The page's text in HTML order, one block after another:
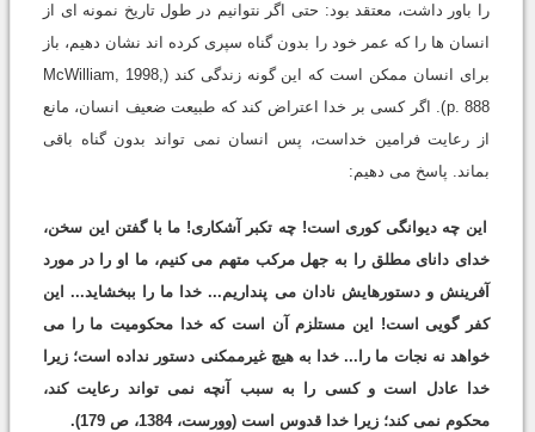
را باور داشت، معتقد بود: حتی اگر نتوانیم در طول تاریخ نمونه ای از
انسان ها را که عمر خود را بدون گناه سپری کرده اند نشان دهیم، باز
برای انسان ممکن است که این گونه زندگی کند (McWilliam, 1998,
p. 888). اگر کسی بر خدا اعتراض کند که طبیعت ضعیف انسان، مانع
از رعایت فرامین خداست، پس انسان نمی تواند بدون گناه باقی
بماند. پاسخ می دهیم:
این چه دیوانگی کوری است! چه تکبر آشکاری! ما با گفتن این سخن،
خدای دانای مطلق را به جهل مرکب متهم می کنیم، ما او را در مورد
آفرینش و دستورهایش نادان می پنداریم... خدا ما را ببخشاید... این
کفر گویی است! این مستلزم آن است که خدا محکومیت ما را می
خواهد نه نجات ما را... خدا به هیچ غیرممکنی دستور نداده است؛ زیرا
خدا عادل است و کسی را به سبب آنچه نمی تواند رعایت کند،
محکوم نمی کند؛ زیرا خدا قدوس است (وورست، 1384، ص 179).